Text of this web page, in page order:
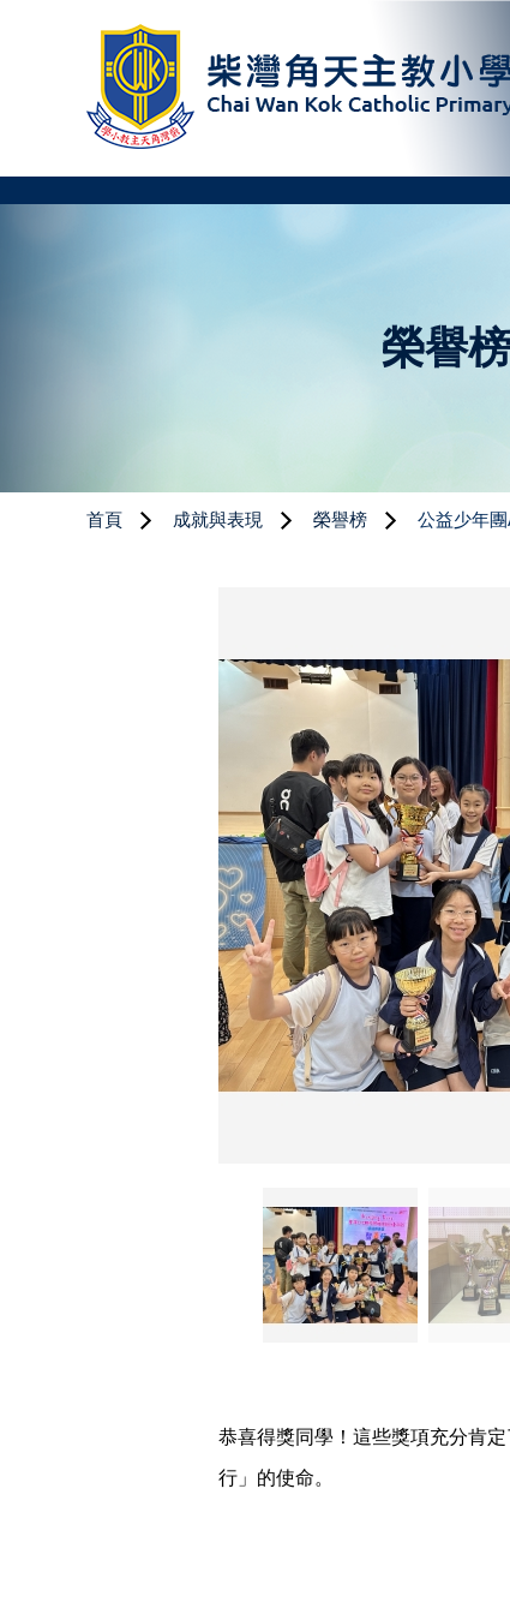
榮譽榜
首頁 成就與表現 榮譽榜 公益少年
恭喜得獎同學！這些獎項充分肯
行」的使命。